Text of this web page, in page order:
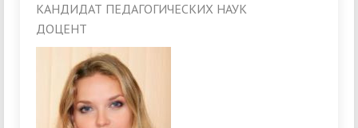
КАНДИДАТ ПЕДАГОГИЧЕСКИХ НАУК
ДОЦЕНТ